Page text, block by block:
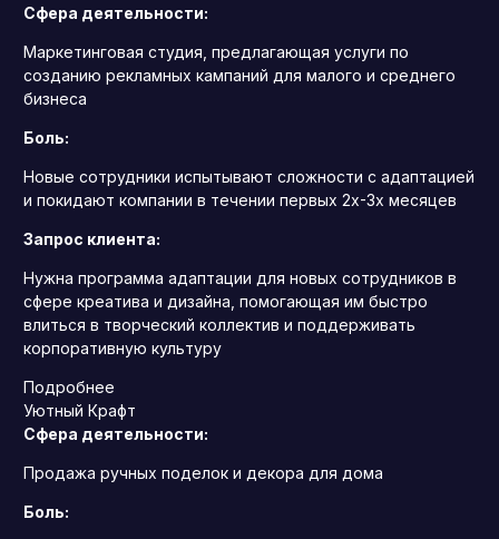
Сфера деятельности:
Маркетинговая студия, предлагающая услуги по
созданию рекламных кампаний для малого и среднего
бизнеса
Боль:
Новые сотрудники испытывают сложности с адаптацией
и покидают компании в течении первых 2х-3х месяцев
Запрос клиента:
Нужна программа адаптации для новых сотрудников в
сфере креатива и дизайна, помогающая им быстро
влиться в творческий коллектив и поддерживать
корпоративную культуру
Подробнее
Уютный Крафт
Сфера деятельности:
Продажа ручных поделок и декора для дома
Боль: